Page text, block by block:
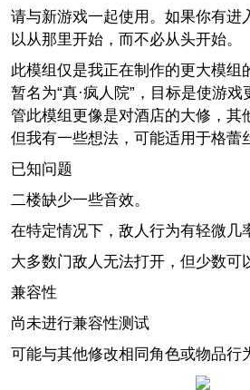
请与新游戏一起使用。如果你有进
以从那里开始，而不必从头开始。
此模组仅是我正在制作的更大模组
暂名为“真·疯人院”，目标是使游
管此模组更像是对酒店的大修，其
但我有一些想法，可能适用于格蕾
已知问题
二楼缺少一些音效。
在特定情况下，敌人行为有轻微几
大多数门敌人无法打开，但少数可
兼容性
尚未进行兼容性测试
可能与其他修改相同角色或物品行